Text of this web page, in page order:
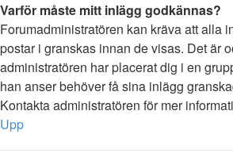
Varför måste mitt inlägg godkännas?
Forumadministratören kan kräva att alla
postar i granskas innan de visas. Det är
administratören har placerat dig i en
han anser behöver få sina inlägg
Kontakta administratören för mer
Upp